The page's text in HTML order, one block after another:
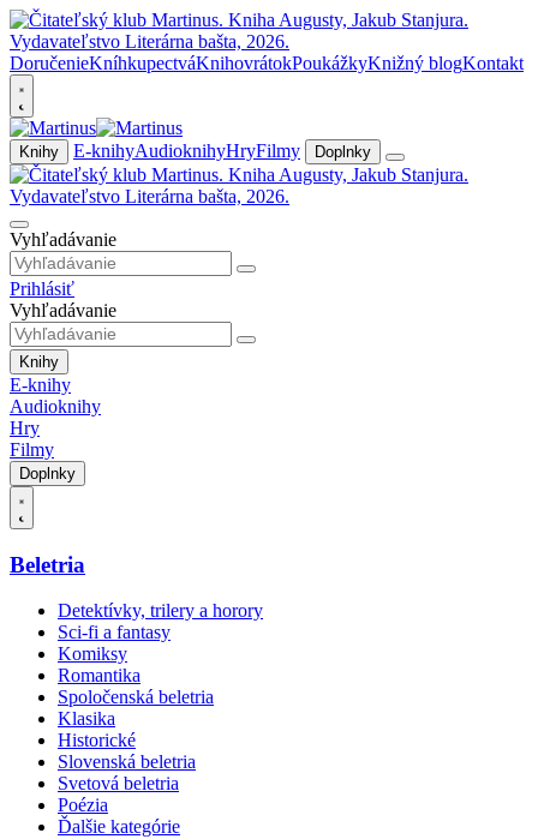
DoručenieKníhkupectváKnihovrátokPoukážkyKnižný blogKontakt
Knihy E-knihyAudioknihyHryFilmy Doplnky
Vyhľadávanie
Prihlásiť
Vyhľadávanie
Knihy
E-knihy
Audioknihy
Hry
Filmy
Doplnky
Beletria
Detektívky, trilery a horory
Sci-fi a fantasy
Komiksy
Romantika
Spoločenská beletria
Klasika
Historické
Slovenská beletria
Svetová beletria
Poézia
Ďalšie kategórie